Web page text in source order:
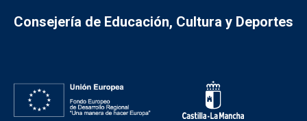
Consejería de Educación, Cultura y Deportes